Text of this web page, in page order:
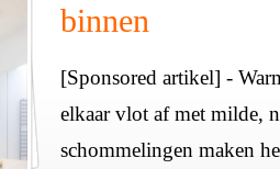
binnen
[Sponsored artikel] -
elkaar vlot af met milde,
schommelingen maken